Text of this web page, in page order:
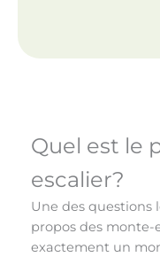
Quel est le
escalier?
Une des questions
propos des monte-
exactement un